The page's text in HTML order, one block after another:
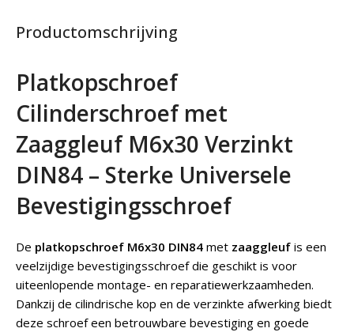
Productomschrijving
Platkopschroef
Cilinderschroef met
Zaaggleuf M6x30 Verzinkt
DIN84 – Sterke Universele
Bevestigingsschroef
De platkopschroef M6x30 DIN84 met zaaggleuf is een
veelzijdige bevestigingsschroef die geschikt is voor
uiteenlopende montage- en reparatiewerkzaamheden.
Dankzij de cilindrische kop en de verzinkte afwerking biedt
deze schroef een betrouwbare bevestiging en goede